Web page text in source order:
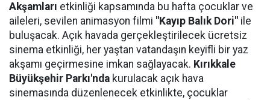
Akşamları etkinliği kapsamında bu hafta çocuklar ve
aileleri, sevilen animasyon filmi "Kayıp Balık Dori" ile
buluşacak. Açık havada gerçekleştirilecek ücretsiz
sinema etkinliği, her yaştan vatandaşın keyifli bir yaz
akşamı geçirmesine imkan sağlayacak. Kırıkkale
Büyükşehir Parkı'nda kurulacak açık hava
sinemasında düzenlenecek etkinlikte, çocuklar